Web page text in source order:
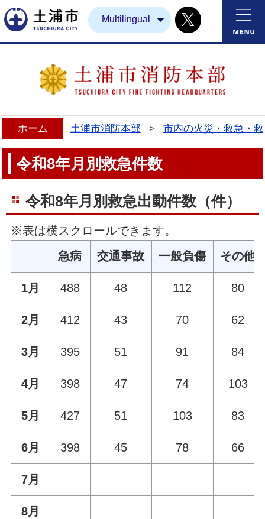
土浦市Multilingual Twitter
ホーム 土浦市消防本部 > 市内の火災・救急・
令和8年月別救急件数
令和8年月別救急出動件数（件）
※表は横スクロールできます。
急病
交通事故 一般負傷 その他
1月 488 48 112 80
2月 412 43 70 62
3月 395 51 91 84
4月 398 47 74 103
5月 427 51 103 83
6月 398 45 78 66
7月
8月